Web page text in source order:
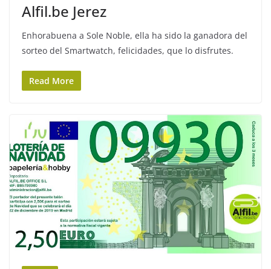
Alfil.be Jerez
Enhorabuena a Sole Noble, ella ha sido la ganadora del
sorteo del Smartwatch, felicidades, que lo disfrutes. ️
Read More